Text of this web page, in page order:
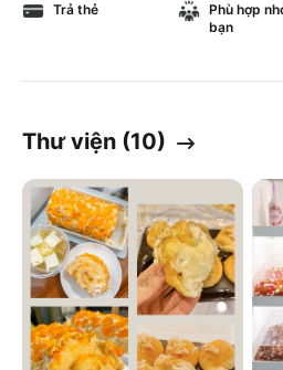
Trả thẻ
Phù hợp
bạn
Thư viện (10)